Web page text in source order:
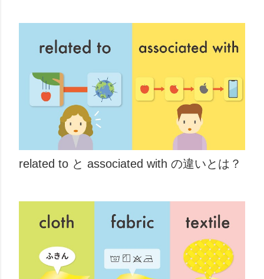
related to と associated with の違いとは？